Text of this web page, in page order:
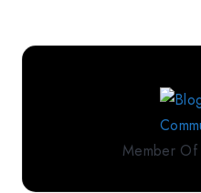
Member Of